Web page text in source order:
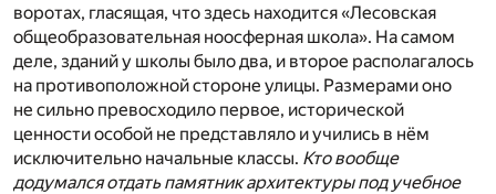
воротах, гласящая, что здесь находится «Лесовская
общеобразовательная ноосферная школа». На самом
деле, зданий у школы было два, и второе располагалось
на противоположной стороне улицы. Размерами оно
не сильно превосходило первое, исторической
ценности особой не представляло и учились в нём
исключительно начальные классы. Кто вообще
додумался отдать памятник архитектуры под учебное